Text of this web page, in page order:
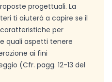
progettuali. La
ti aiuterà a capire se il
per
quali aspetti tenere
ai fini
(Cfr. pagg. 12-13 del